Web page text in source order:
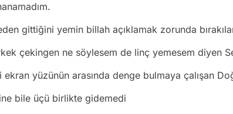
gittiğini yemin billah açıklamak zorunda
çekingen ne söylesem de linç yemesem diyen
ekran yüzünün arasında denge bulmaya çalışan
bile üçü birlikte gidemedi